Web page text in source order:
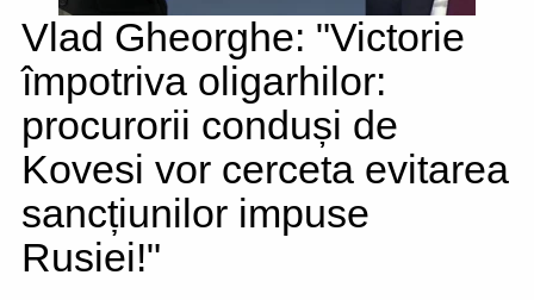
Vlad Gheorghe: "Victorie
împotriva oligarhilor:
procurorii conduși de
Kovesi vor cerceta evitarea
sancțiunilor impuse
Rusiei!"